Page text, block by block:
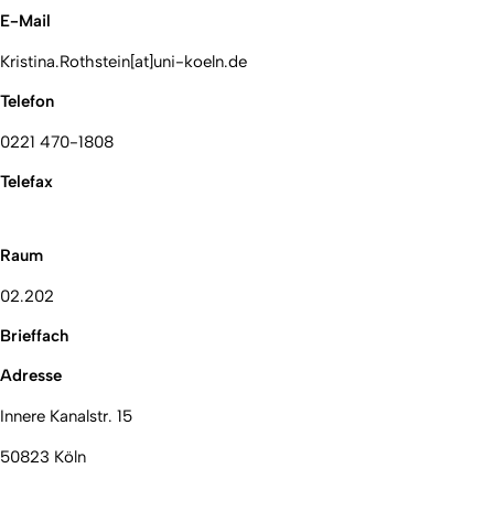
E-Mail
Kristina.Rothstein[at]uni-koeln.de
Telefon
0221 470-1808
Telefax
Raum
02.202
Brieffach
Adresse
Innere Kanalstr. 15
50823 Köln